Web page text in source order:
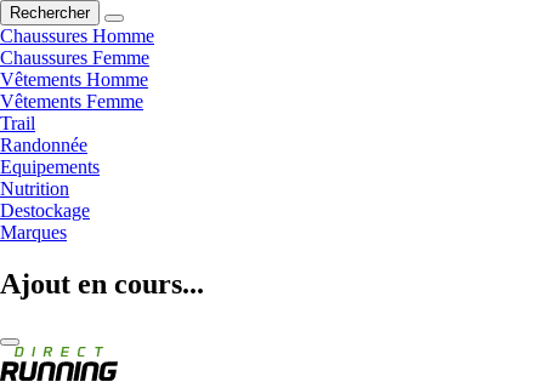
Rechercher
Chaussures Homme
Chaussures Femme
Vêtements Homme
Vêtements Femme
Trail
Randonnée
Equipements
Nutrition
Destockage
Marques
Ajout en cours...